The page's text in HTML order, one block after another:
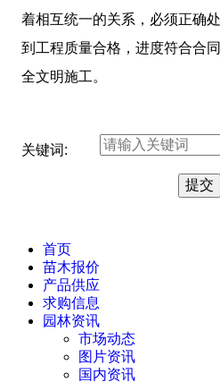
着相互统一的关系，必须正确
到工程质量合格，进度符合合
全文明施工。
关键词:
首页
苗木报价
产品供应
求购信息
园林资讯
市场动态
图片资讯
国内资讯